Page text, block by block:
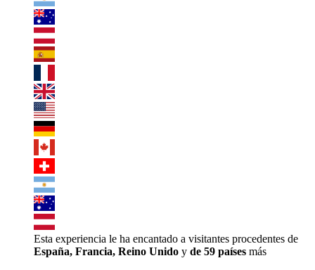
Esta experiencia le ha encantado a visitantes procedentes de
España, Francia, Reino Unido y de 59 países más